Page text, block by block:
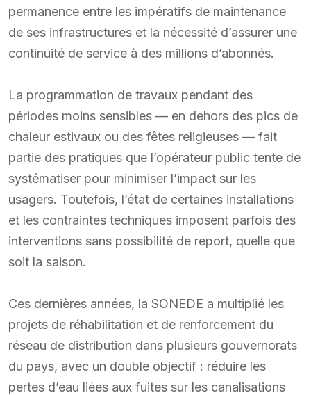
permanence entre les impératifs de maintenance
de ses infrastructures et la nécessité d’assurer une
continuité de service à des millions d’abonnés.
La programmation de travaux pendant des
périodes moins sensibles — en dehors des pics de
chaleur estivaux ou des fêtes religieuses — fait
partie des pratiques que l’opérateur public tente de
systématiser pour minimiser l’impact sur les
usagers. Toutefois, l’état de certaines installations
et les contraintes techniques imposent parfois des
interventions sans possibilité de report, quelle que
soit la saison.
Ces dernières années, la SONEDE a multiplié les
projets de réhabilitation et de renforcement du
réseau de distribution dans plusieurs gouvernorats
du pays, avec un double objectif : réduire les
pertes d’eau liées aux fuites sur les canalisations